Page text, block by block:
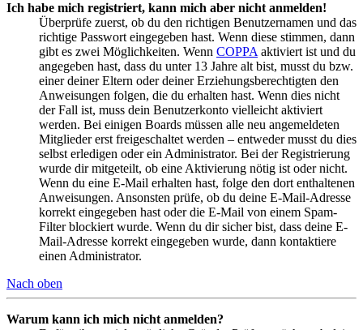
Ich habe mich registriert, kann mich aber nicht anmelden!
Überprüfe zuerst, ob du den richtigen Benutzernamen und das
richtige Passwort eingegeben hast. Wenn diese stimmen, dann
gibt es zwei Möglichkeiten. Wenn COPPA aktiviert ist und du
angegeben hast, dass du unter 13 Jahre alt bist, musst du bzw.
einer deiner Eltern oder deiner Erziehungsberechtigten den
Anweisungen folgen, die du erhalten hast. Wenn dies nicht
der Fall ist, muss dein Benutzerkonto vielleicht aktiviert
werden. Bei einigen Boards müssen alle neu angemeldeten
Mitglieder erst freigeschaltet werden – entweder musst du dies
selbst erledigen oder ein Administrator. Bei der Registrierung
wurde dir mitgeteilt, ob eine Aktivierung nötig ist oder nicht.
Wenn du eine E-Mail erhalten hast, folge den dort enthaltenen
Anweisungen. Ansonsten prüfe, ob du deine E-Mail-Adresse
korrekt eingegeben hast oder die E-Mail von einem Spam-
Filter blockiert wurde. Wenn du dir sicher bist, dass deine E-
Mail-Adresse korrekt eingegeben wurde, dann kontaktiere
einen Administrator.
Nach oben
Warum kann ich mich nicht anmelden?